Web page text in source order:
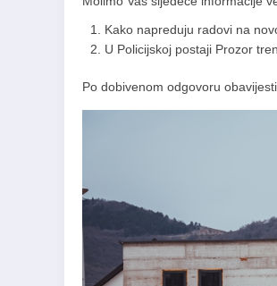
Kako napreduju radovi na
U Policijskoj postaji Prozor
Po dobivenom odgovoru